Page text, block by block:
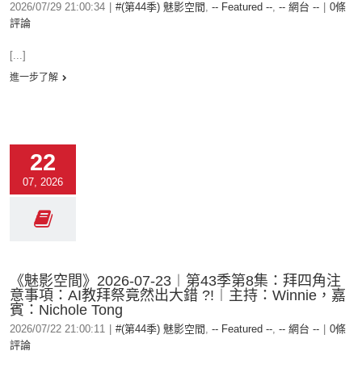
2026/07/29 21:00:34 #(第44季) 魅影空間 , -- Featured --, -- 網台 --
0條
評論
[...]
進一步了解
22
07, 2026
《魅影空間》2026-07-23︱第43季第8集：拜四角注
意事項：AI教拜祭竟然出大錯 ?!︱主持：Winnie，嘉
賓：Nichole Tong
2026/07/22 21:00:11 #(第44季) 魅影空間 , -- Featured --, -- 網台 --
0條
評論